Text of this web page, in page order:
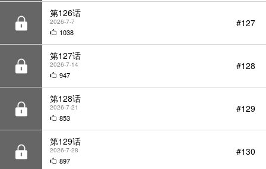
第127话
2026-7-14
947
第128话
2026-7-21
853
第129话
2026-7-28
897
第130话
2026-8-4
585